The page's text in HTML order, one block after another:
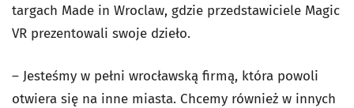
targach Made in Wroclaw, gdzie przedstawiciele Magic
VR prezentowali swoje dzieło.
– Jesteśmy w pełni wrocławską firmą, która powoli
otwiera się na inne miasta. Chcemy również w innych